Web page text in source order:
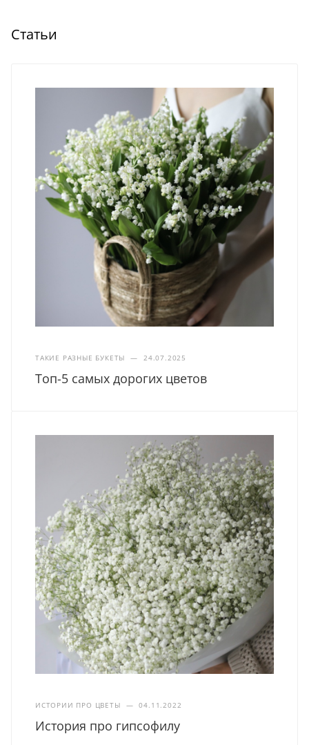
Статьи
ТАКИЕ РАЗНЫЕ БУКЕТЫ — 24.07.2025
Топ-5 самых дорогих цветов
ИСТОРИИ ПРО ЦВЕТЫ — 04.11.2022
История про гипсофилу